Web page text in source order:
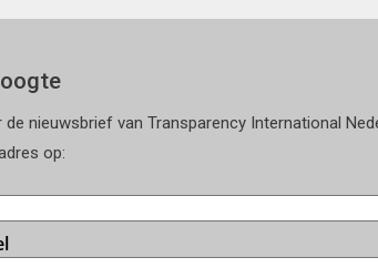
nieuwsbrief van Transparency International
op: